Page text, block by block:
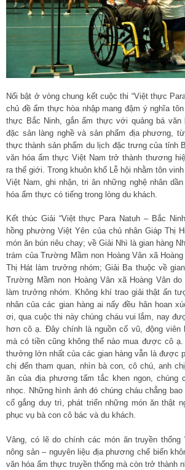
Nổi bật ở vòng chung kết cuộc thi “Việt thực
chủ đề ẩm thực hòa nhập mang đậm ý nghĩa
thực Bắc Ninh, gắn ẩm thực với quảng bá văn
đặc sản làng nghề và sản phẩm địa phương,
thực thành sản phẩm du lịch đặc trưng của tỉnh
văn hóa ẩm thực Việt Nam trở thành thương
ra thế giới. Trong khuôn khổ Lễ hội nhằm tôn
Việt Nam, ghi nhận, tri ân những nghệ nhân
hóa ẩm thực có tiếng trong lòng du khách.
Kết thúc Giải “Việt thực Para Natuh – Bắc
hồng phường Việt Yên của chủ nhân Giáp Thị
món ăn bún riêu chay; về Giải Nhì là gian hàng
trám của Trường Mầm non Hoàng Vân xã
Thị Hát làm trưởng nhóm; Giải Ba thuộc về
Trường Mầm non Hoàng Vân xã Hoàng Vân
làm trưởng nhóm. Không khí trao giải thật ấn
nhân của các gian hàng ai nấy đều hân hoan
ơi, qua cuộc thi này chúng cháu vui lắm, nay
hơn cô ạ. Đây chính là nguồn cổ vũ, động
mà có tiền cũng không thể nào mua được cô
thưởng lớn nhất của các gian hàng vẫn là được
chị đến tham quan, nhìn bà con, cô chú, anh
ăn của địa phương tấm tắc khen ngon, chúng
nhọc. Những hình ảnh đó chúng cháu chẳng
cố gắng duy trì, phát triển những món ăn thật
phục vụ bà con cô bác và du khách.
Vâng, có lẽ do chính các món ăn truyền thống
nông sản – nguyên liệu địa phương chế biến
văn hóa ẩm thực truyền thống mà còn trở thành